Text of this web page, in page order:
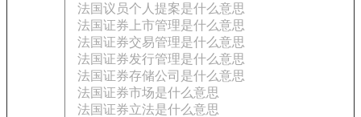
法国议员个人提案是什么意思
法国证券上市管理是什么意思
法国证券交易管理是什么意思
法国证券发行管理是什么意思
法国证券存储公司是什么意思
法国证券市场是什么意思
法国证券立法是什么意思